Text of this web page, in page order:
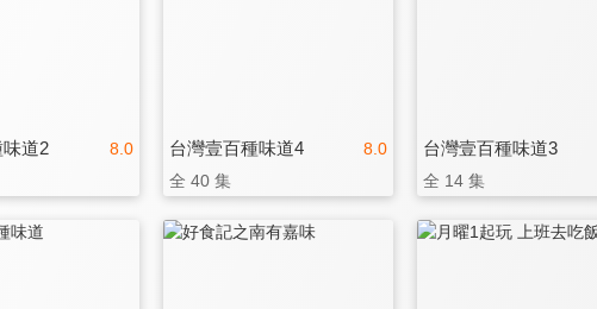
8.0
道2 8.0
台灣壹百種味道4
全 40 集
台灣壹百種味道3
全 14 集